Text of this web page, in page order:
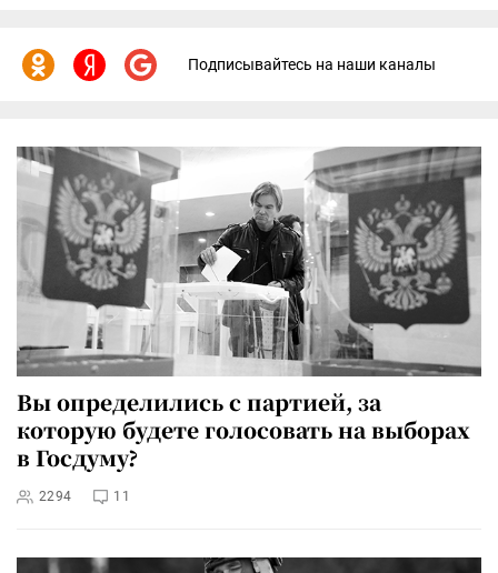
Подписывайтесь на наши каналы
Вы определились с партией, за
которую будете голосовать на выборах
в Госдуму?
2294 11